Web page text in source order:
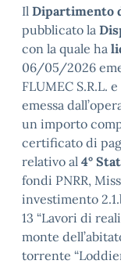
Il Dipartimento
pubblicato la
con la quale ha
06/05/2026
FLUMEC
emessa
un importo
certificato di
relativo al 4°
fondi PNRR,
investimento
13 “Lavori di
monte
torrente